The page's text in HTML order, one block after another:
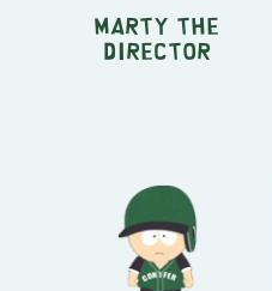
Marty the
Director